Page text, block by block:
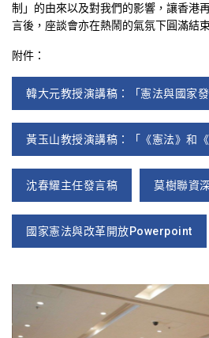
制」的由來以及對我們的影響，讓香港
言後，座談會亦在熱鬧的氣氛下圓滿結束
附件：
韓大元教授演講稿：「憲法與國家發
黃玉山教授演講稿：「《憲法》和《
沈春耀主任發言稿 莫樹聯資
國家憲法與改革開放Powerpoint